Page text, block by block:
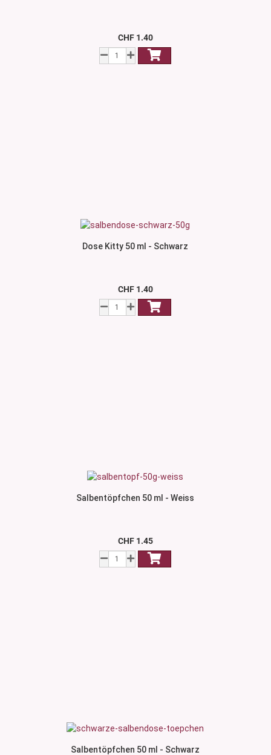
CHF 1.40
Dose Kitty 50 ml - Schwarz
CHF 1.40
Salbentöpfchen 50 ml - Weiss
CHF 1.45
Salbentöpfchen 50 ml - Schwarz